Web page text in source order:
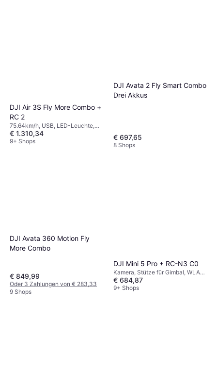
DJI Air 3S Fly More Combo +
RC 2
75.64km/h, USB, LED-Leuchte,
Speicherkartenleser, Funksender,
Kamera, GPS, Bluetooth
€ 1.310,34
9+ Shops
DJI Avata 2 Fly Smart Combo
Drei Akkus
€ 697,65
8 Shops
DJI Avata 360 Motion Fly
More Combo
€ 849,99
Oder 3 Zahlungen von € 283,33
9 Shops
DJI Mini 5 Pro + RC-N3 C0
Kamera, Stütze für Gimbal, WLAN,
GPS, Bluetooth
€ 684,87
9+ Shops